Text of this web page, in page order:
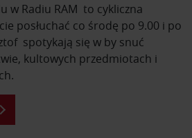
w Radiu RAM to cykliczna
posłuchać co środę po 9.00 i po
spotykają się w by snuć
kultowych przedmiotach i
dowiesz się o kultowych